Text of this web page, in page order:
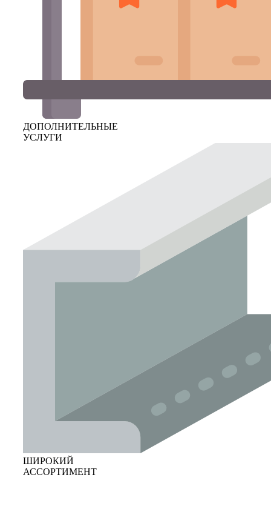
ДОПОЛНИТЕЛЬНЫЕ
УСЛУГИ
ШИРОКИЙ
АССОРТИМЕНТ